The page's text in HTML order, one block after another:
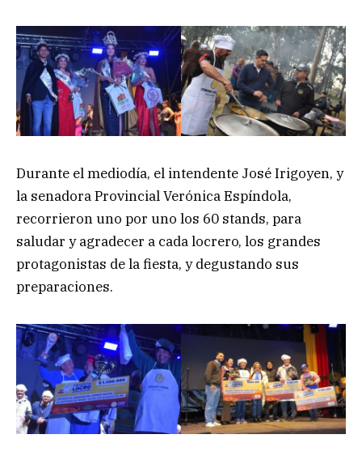
Durante el mediodía, el intendente José Irigoyen, y
la senadora Provincial Verónica Espíndola,
recorrieron uno por uno los 60 stands, para
saludar y agradecer a cada locrero, los grandes
protagonistas de la fiesta, y degustando sus
preparaciones.